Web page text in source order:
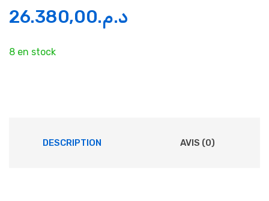
د.م.26.380,00
8 en stock
DESCRIPTION AVIS (0)